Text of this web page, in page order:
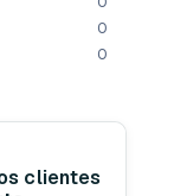
0
0
clientes